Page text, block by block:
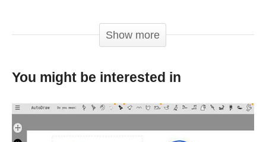
τη φορά πολλά χρόνια μετά θα δούμε μια νέα
δουλεία του η οποία έκανε πάνω από ένα χρόνο να
metres 80 που θα δούμε έχει λάβει μέρος σε
κερδίσει πολλά βραβεία.
Show more
You might be interested in